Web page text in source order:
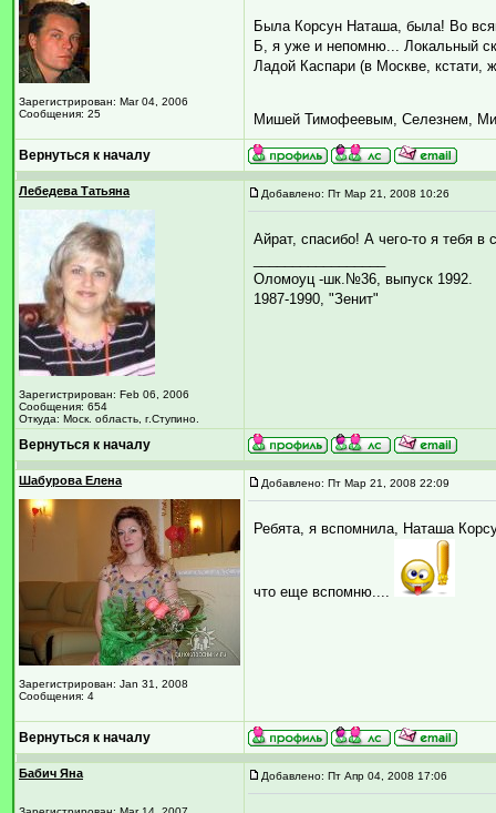
Зарегистрирован: Mar 04, 2006
Сообщения: 25
Была Корсун Наташа, была! Во
Б, я уже и непомню... Локальный
Ладой Каспари (в Москве,
Мишей Тимофеевым, Селезнем,
Вернуться к началу
Лебедева Татьяна
Зарегистрирован: Feb 06, 2006
Сообщения: 654
Откуда: Моск. область, г.Ступино.
Добавлено: Пт Мар 21, 2008 10:26
Айрат, спасибо! А чего-то я тебя
Оломоуц -шк.№36, выпуск 1992.
1987-1990, "Зенит"
Вернуться к началу
Шабурова Елена
Зарегистрирован: Jan 31, 2008
Сообщения: 4
Добавлено: Пт Мар 21, 2008 22:09
Ребята, я вспомнила, Наташа
что еще вспомню....
Вернуться к началу
Бабич Яна Добавлено: Пт Апр 04, 2008 17:06